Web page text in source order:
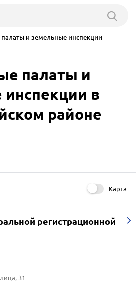
и земельные инспекции
палаты и
в
районе
Карта
регистрационной
31